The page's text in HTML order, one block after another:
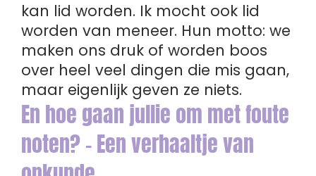
kan lid worden. Ik mocht ook lid
worden van meneer. Hun motto: we
maken ons druk of worden boos
over heel veel dingen die mis gaan,
maar eigenlijk geven ze niets.
En hoe gaan jullie om met foute
noten? - Een verhaaltje van